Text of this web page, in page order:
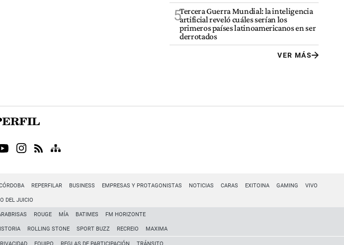
5Tercera Guerra Mundial: la inteligencia
artificial reveló cuáles serían los
primeros países latinoamericanos en ser
derrotados
VER MÁS
REPERFILAR BUSINESS EMPRESAS Y PROTAGONISTAS NOTICIAS CARAS EXITOINA GAMING VIVO
DEL JUICIO
ROUGE MÍA BATIMES FM HORIZONTE
ROLLING STONE SPORT BUZZ RECREIO MAXIMA